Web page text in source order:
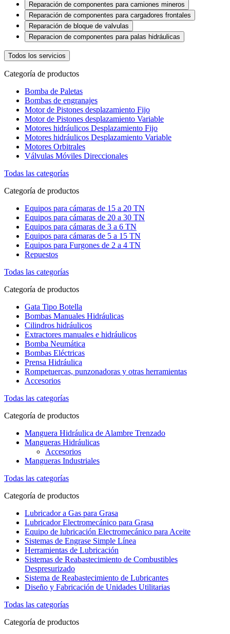
Reparación de componentes para camiones mineros
Reparación de componentes para cargadores frontales
Reparación de bloque de valvulas
Reparacion de componentes para palas hidráulicas
Todos los servicios
Categoría de productos
Bomba de Paletas
Bombas de engranajes
Motor de Pistones desplazamiento Fijo
Motor de Pistones desplazamiento Variable
Motores hidráulicos Desplazamiento Fijo
Motores hidráulicos Desplazamiento Variable
Motores Orbitrales
Válvulas Móviles Direccionales
Todas las categorías
Categoría de productos
Equipos para cámaras de 15 a 20 TN
Equipos para cámaras de 20 a 30 TN
Equipos para cámaras de 3 a 6 TN
Equipos para cámaras de 5 a 15 TN
Equipos para Furgones de 2 a 4 TN
Repuestos
Todas las categorías
Categoría de productos
Gata Tipo Botella
Bombas Manuales Hidráulicas
Cilindros hidráulicos
Extractores manuales e hidráulicos
Bomba Neumática
Bombas Eléctricas
Prensa Hidráulica
Rompetuercas, punzonadoras y otras herramientas
Accesorios
Todas las categorías
Categoría de productos
Manguera Hidráulica de Alambre Trenzado
Mangueras Hidráulicas
Accesorios
Mangueras Industriales
Todas las categorías
Categoría de productos
Lubricador a Gas para Grasa
Lubricador Electromecánico para Grasa
Equipo de lubricación Electromecánico para Aceite
Sistemas de Engrase Simple Línea
Herramientas de Lubricación
Sistemas de Reabastecimiento de Combustibles
Despresurizado
Sistema de Reabastecimiento de Lubricantes
Diseño y Fabricación de Unidades Utilitarias
Todas las categorías
Categoría de productos